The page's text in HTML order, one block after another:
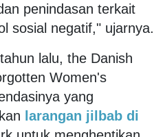
penindasan terkait
sosial negatif," ujarnya.
lalu, the Danish
Women's
yang
larangan jilbab di